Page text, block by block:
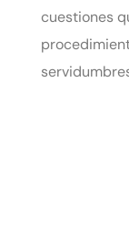
cuestiones